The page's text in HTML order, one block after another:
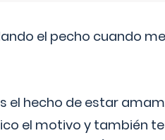
el pecho cuando
el hecho de estar
el motivo y también